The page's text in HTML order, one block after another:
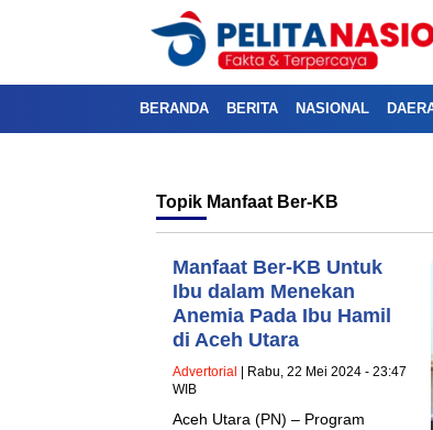
BERANDA BERITA NASIONAL
Topik Manfaat Ber-KB
Manfaat Ber-KB Untuk
Ibu dalam Menekan
Anemia Pada Ibu Hamil
di Aceh Utara
Advertorial
| Rabu, 22 Mei 2024 - 23:47
WIB
Aceh Utara (PN) – Program